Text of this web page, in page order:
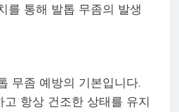
를 통해 발톱 무좀의 발생
무좀 예방의 기본입니다.
항상 건조한 상태를 유지